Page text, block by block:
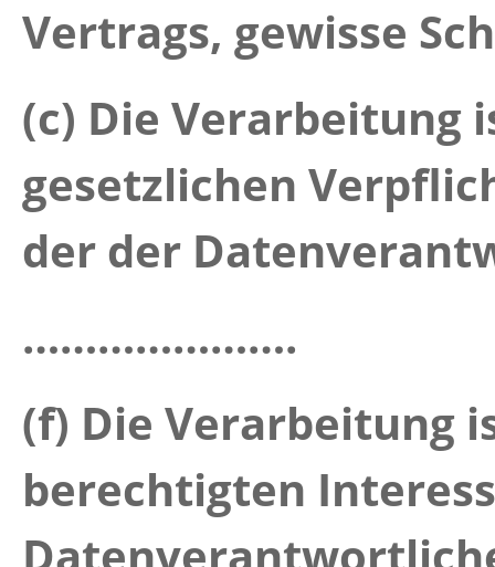
Vertrags, gewisse
(c) Die Verarbeitung
gesetzlichen
der der
………………….
(f) Die Verarbeitung
berechtigten